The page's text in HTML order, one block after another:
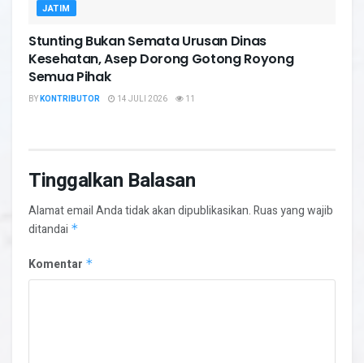
JATIM
Stunting Bukan Semata Urusan Dinas
Kesehatan, Asep Dorong Gotong Royong
Semua Pihak
BYKONTRIBUTOR 14 JULI 2026 11
Tinggalkan Balasan
Alamat email Anda tidak akan dipublikasikan.Ruas yang wajib
ditandai *
Komentar *